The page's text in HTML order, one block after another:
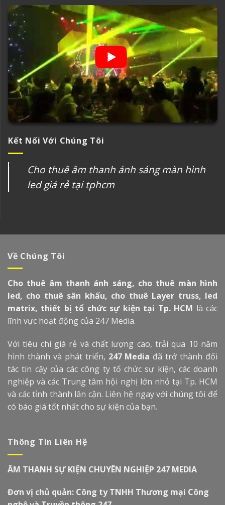
Kết Nối Với Chúng Tôi
Cho thuê âm thanh ánh sáng màn hình
led giá rẻ tại tphcm
Về Chúng Tôi
Cho thuê âm thanh ánh sáng, cho thuê màn hình
led, cho thuê sân khấu, cho thuê Layer truss, led
matrix, thiết bị tổ chức sự kiện tại Tp. HCM là các
lĩnh vực hoạt động của 247 Media.
Với tiêu chí giá rẻ và chất lượng cao, trải qua 10 năm
hình thành và phát triển, 247 Media đã trở thành đối
tác tin cậy của các công ty tổ chức sự kiện, các doanh
nghiệp và các Trung tâm hội nghị lớn nhỏ tại Tp. HCM
và các tỉnh thành lân cận. Liên hệ ngay với chúng tôi để
có báo giá tốt nhất cho sự kiện của bạn.
Thông Tin Liên Hệ
ÂM THANH SỰ KIỆN CHUYÊN NGHIỆP 247 MEDIA
Đơn vị chủ quản: Công ty TNHH Thương mại Công